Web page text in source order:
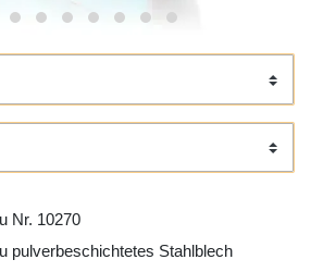
Nr. 10270
pulverbeschichtetes Stahlblech